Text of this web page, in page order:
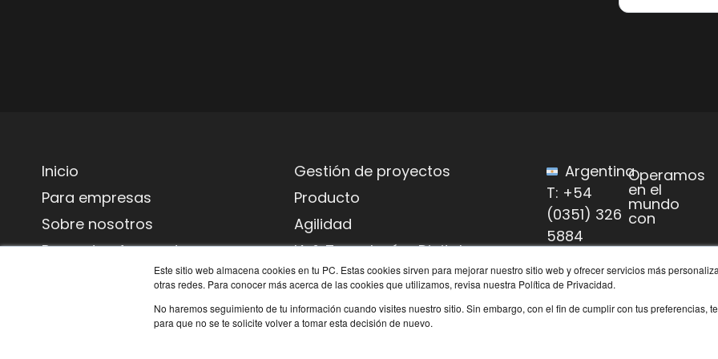
Este sitio web almacena cookies en tu PC. Estas cookies sirven para mejorar nuestro sitio web y ofrecer servicios más
otras redes. Para conocer más acerca de las cookies que utilizamos, revisa nuestra Política de Privacidad.
No haremos seguimiento de tu información cuando visites nuestro sitio. Sin embargo, con el fin de cumplir con tus preferencias,
para que no se te solicite volver a tomar esta decisión de nuevo.
Inicio
Para empresas
Sobre nosotros
Preguntas frecuentes
Políticas de privacidad
Gestión de proyectos
Producto
Agilidad
IA & Tecnologías Digitales
Habilidades potenciadoras
Transformación digital
Argentina
T: +54
(0351) 326
5884
Operamos
en el
mundo
con